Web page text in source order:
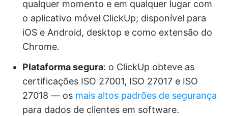
qualquer momento e em qualquer lugar com
o aplicativo móvel ClickUp; disponível para
iOS e Android, desktop e como extensão do
Chrome.
Plataforma segura: o ClickUp obteve as
certificações ISO 27001, ISO 27017 e ISO
27018 — os mais altos padrões de segurança
para dados de clientes em software.